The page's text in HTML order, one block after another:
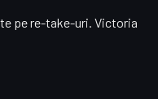
pe re-take-uri. Victoria